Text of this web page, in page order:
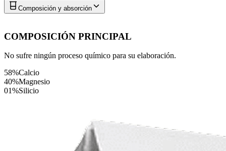
Composición y absorción
COMPOSICIÓN PRINCIPAL
No sufre ningún proceso químico para su elaboración.
58%Calcio
40%Magnesio
01%Silicio